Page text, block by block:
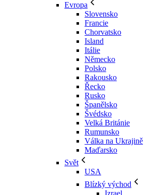
Evropa
Slovensko
Francie
Chorvatsko
Island
Itálie
Německo
Polsko
Rakousko
Řecko
Rusko
Španělsko
Švédsko
Velká Británie
Rumunsko
Válka na Ukrajině
Maďarsko
Svět
USA
Blízký východ
Izrael